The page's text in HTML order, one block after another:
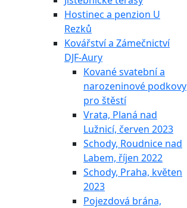
Hostinec a penzion U
Rezků
Kovářství a Zámečnictví
DJF-Aury
Kované svatební a
narozeninové podkovy
pro štěstí
Vrata, Planá nad
Lužnicí, červen 2023
Schody, Roudnice nad
Labem, říjen 2022
Schody, Praha, květen
2023
Pojezdová brána,